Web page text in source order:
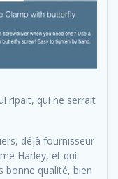
ripait, qui ne serrait
déjà fournisseur
Harley, et qui
bonne qualité, bien